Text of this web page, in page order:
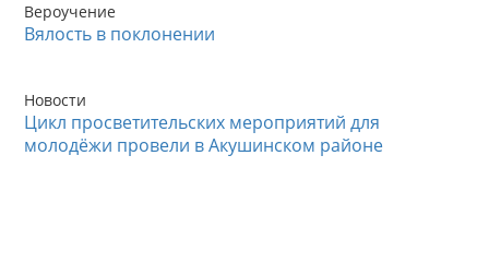
Вероучение
Вялость в поклонении
Новости
Цикл просветительских мероприятий для
молодёжи провели в Акушинском районе